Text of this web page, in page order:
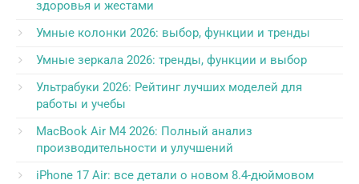
здоровья и жестами
Умные колонки 2026: выбор, функции и тренды
Умные зеркала 2026: тренды, функции и выбор
Ультрабуки 2026: Рейтинг лучших моделей для
работы и учебы
MacBook Air M4 2026: Полный анализ
производительности и улучшений
iPhone 17 Air: все детали о новом 8.4-дюймовом